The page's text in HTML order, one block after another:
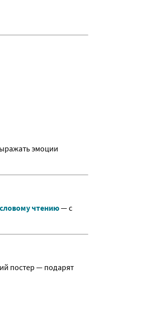
эмоции
чтению— с
постер — подарят